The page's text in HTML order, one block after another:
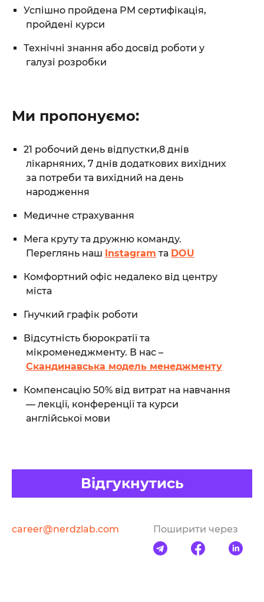
Успішно пройдена PM сертифікація,
пройдені курси
Технічні знання або досвід роботи у
галузі розробки
Ми пропонуємо:
21 робочий день відпустки,8 днів
лікарняних, 7 днів додаткових вихідних
за потреби та вихідний на день
народження
Медичне страхування
Мега круту та дружню команду.
Переглянь наш Instagram та DOU
Комфортний офіс недалеко від центру
міста
Гнучкий графік роботи
Відсутність бюрократії та
мікроменеджменту. В нас –
Скандинавська модель менеджменту
Компенсацію 50% від витрат на навчання
— лекції, конференції та курси
англійської мови
Відгукнутись
career@nerdzlab.com Поширити через